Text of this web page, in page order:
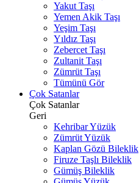
Yakut Taşı
Yemen Akik Taşı
Yeşim Taşı
Yıldız Taşı
Zebercet Taşı
Zultanit Taşı
Zümrüt Taşı
Tümünü Gör
Çok Satanlar
Çok Satanlar
Geri
Kehribar Yüzük
Zümrüt Yüzük
Kaplan Gözü Bileklik
Firuze Taşlı Bileklik
Gümüş Bileklik